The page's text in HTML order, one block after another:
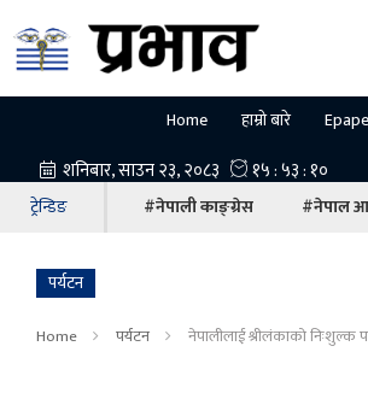
Home हाम्रो बारे
ट्रेन्डिङ #नेपाली काङ्ग्रेस #नेपाल
पर्यटन
Home पर्यटन नेपालीलाई श्रीलंकाको निःशुल्क